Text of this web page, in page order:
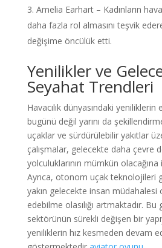
Amelia Earhart – Kadınların
daha fazla rol almasını teşvik
değişime öncülük etti.
Yenilikler ve
Seyahat Trendleri
Havacılık dünyasındaki yeniliklerin
bugünü değil yarını da
uçaklar ve sürdürülebilir yakıtlar
çalışmalar, gelecekte daha çevre
yolculuklarının mümkün
Ayrıca, otonom uçak teknolojileri
yakın gelecekte insan
edebilme olasılığı artmaktadır. Bu
sektörünün sürekli değişen bir
yeniliklerin hız kesmeden devam